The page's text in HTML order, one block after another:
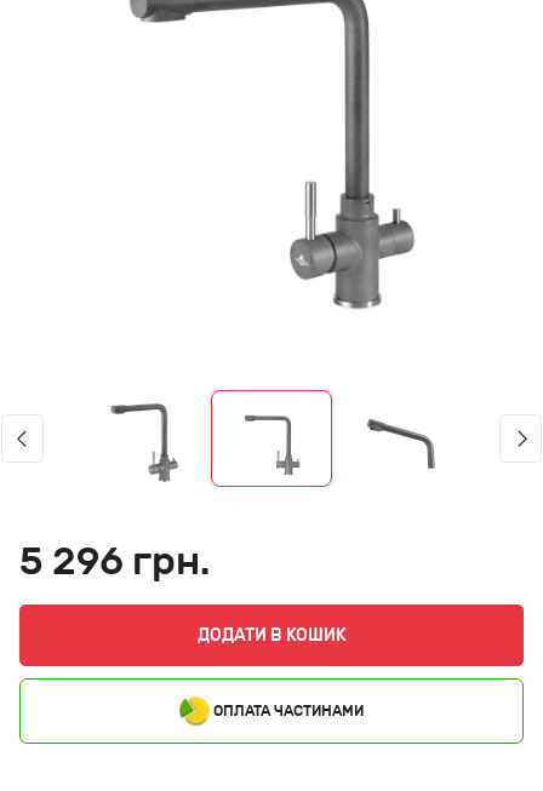
5 296 грн.
ДОДАТИ В КОШИК
ОПЛАТА ЧАСТИНАМИ